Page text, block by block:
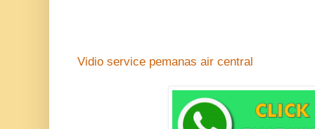
Vidio service pemanas air central